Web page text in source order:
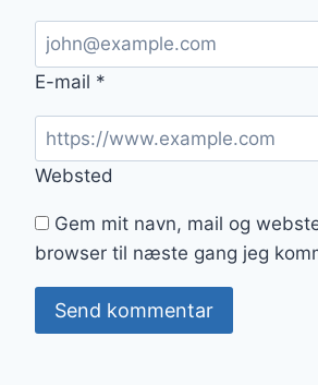
E-mail *
Websted
Gem mit navn, mail og
browser til næste gang jeg